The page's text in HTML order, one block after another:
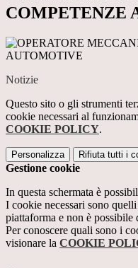
COMPETENZE
Notizie
Questo sito o gli strumenti
cookie necessari al
COOKIE POLICY.
Personalizza Rifiuta tutti i
Gestione cookie
In questa schermata è
I cookie necessari sono
piattaforma e non è possibile
Per conoscere quali sono i
visionare la COOKIE